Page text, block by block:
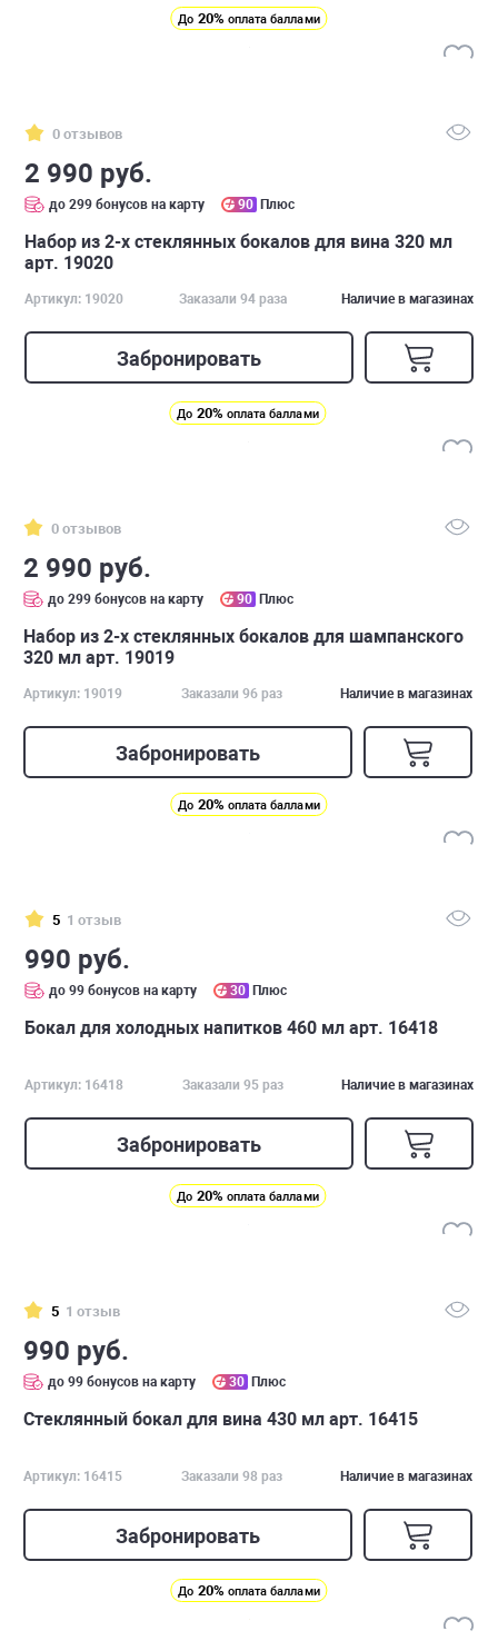
До 20% оплата баллами
0 отзывов
2 990 руб.
до 299 бонусов на карту 90 Плюс
Набор из 2-х стеклянных бокалов для вина 320 мл
арт. 19020
Артикул: 19020 Заказали 94 раза Наличие в магазинах
Забронировать
До 20% оплата баллами
0 отзывов
2 990 руб.
до 299 бонусов на карту 90 Плюс
Набор из 2-х стеклянных бокалов для шампанского
320 мл арт. 19019
Артикул: 19019 Заказали 96 раз Наличие в магазинах
Забронировать
До 20% оплата баллами
5 1 отзыв
990 руб.
до 99 бонусов на карту 30 Плюс
Бокал для холодных напитков 460 мл арт. 16418
Артикул: 16418 Заказали 95 раз Наличие в магазинах
Забронировать
До 20% оплата баллами
5 1 отзыв
990 руб.
до 99 бонусов на карту 30 Плюс
Стеклянный бокал для вина 430 мл арт. 16415
Артикул: 16415 Заказали 98 раз Наличие в магазинах
Забронировать
До 20% оплата баллами